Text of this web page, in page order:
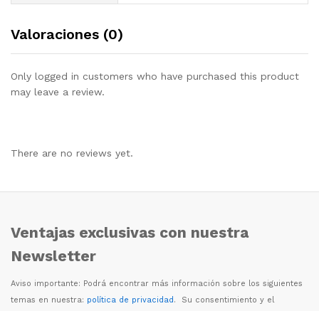
Valoraciones (0)
Only logged in customers who have purchased this product
may leave a review.
There are no reviews yet.
Ventajas exclusivas con nuestra
Newsletter
Aviso importante: Podrá encontrar más información sobre los siguientes
temas en nuestra: política de privacidad. Su consentimiento y el